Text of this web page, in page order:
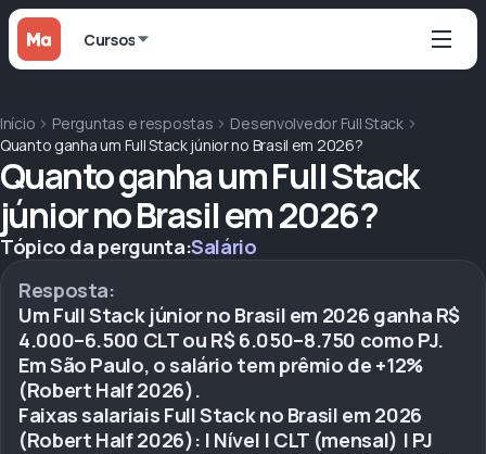
Cursos
Início Perguntas e respostas
Desenvolvedor Full Stack
Quanto ganha um Full Stack júnior no Brasil em 2026?
Quanto ganha um Full Stack
júnior no Brasil em 2026?
Tópico da pergunta:Salário
Resposta:
Um Full Stack júnior no Brasil em 2026 ganha R$
4.000–6.500 CLT ou R$ 6.050–8.750 como PJ.
Em São Paulo, o salário tem prêmio de +12%
(Robert Half 2026).
Faixas salariais Full Stack no Brasil em 2026
(Robert Half 2026): | Nível | CLT (mensal) | PJ